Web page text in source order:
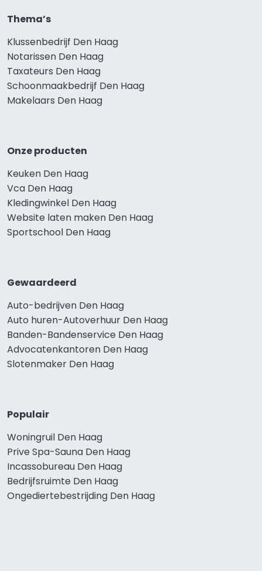
Thema’s
Klussenbedrijf Den Haag
Notarissen Den Haag
Taxateurs Den Haag
Schoonmaakbedrijf Den Haag
Makelaars Den Haag
Onze producten
Keuken Den Haag
Vca Den Haag
Kledingwinkel Den Haag
Website laten maken Den Haag
Sportschool Den Haag
Gewaardeerd
Auto-bedrijven Den Haag
Auto huren-Autoverhuur Den Haag
Banden-Bandenservice Den Haag
Advocatenkantoren Den Haag
Slotenmaker Den Haag
Populair
Woningruil Den Haag
Prive Spa-Sauna Den Haag
Incassobureau Den Haag
Bedrijfsruimte Den Haag
Ongediertebestrijding Den Haag